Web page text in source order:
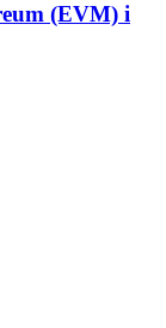
(EVM) і